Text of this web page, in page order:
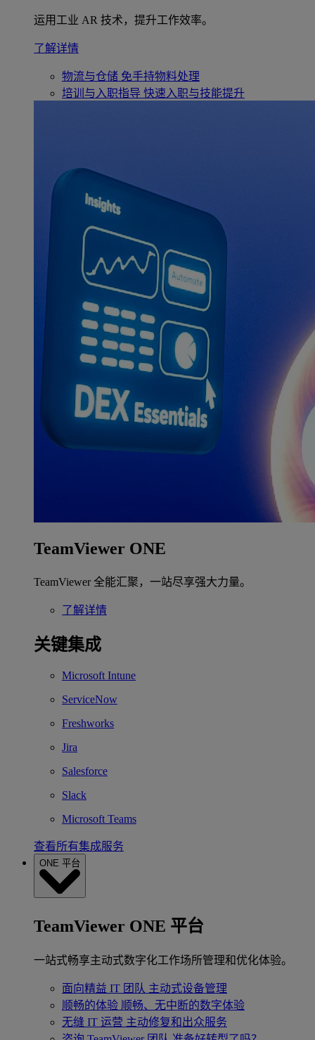
运用工业 AR 技术，提升工作效率。
了解详情
物流与仓储 免手持物料处理
培训与入职指导 快速入职与技能提升
TeamViewer ONE
TeamViewer 全能汇聚，一站尽享强大力量。
了解详情
关键集成
Microsoft Intune
ServiceNow
Freshworks
Jira
Salesforce
Slack
Microsoft Teams
查看所有集成服务
ONE 平台
TeamViewer ONE 平台
一站式畅享主动式数字化工作场所管理和优化体验。
面向精益 IT 团队 主动式设备管理
顺畅的体验 顺畅、无中断的数字体验
无缝 IT 运营 主动修复和出众服务